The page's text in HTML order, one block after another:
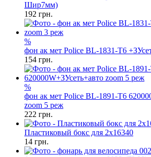
Шир7мм)
192 грн.
%
фон ак мет Police BL-1831-T6
154 грн.
%
фон ак мет Police BL-1891-T6
zoom 5 реж
222 грн.
Пластиковый бокс для 2x16340
14 грн.